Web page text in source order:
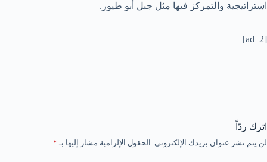
استراتيجية والتمركز فيها مثل جبل أبو طيور.
[ad_2]
اترك ردّاً
لن يتم نشر عنوان بريدك الإلكتروني. الحقول الإلزامية مشار إليها بـ *